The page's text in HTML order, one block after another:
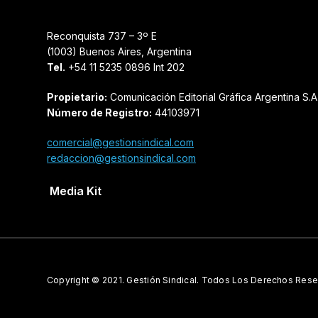
Reconquista 737 – 3º E
(1003) Buenos Aires, Argentina
Tel. +54 11 5235 0896 Int 202
Propietario: Comunicación Editorial Gráfica Argentina S.A.
Número de Registro: 44103971
comercial@gestionsindical.com
redaccion@gestionsindical.com
Media Kit
Copyright © 2021.Gestión Sindical. Todos Los Derechos